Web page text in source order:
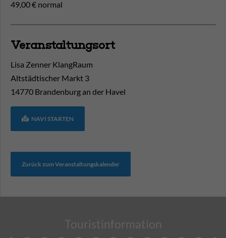
49,00 € normal
Veranstaltungsort
Lisa Zenner KlangRaum
Altstädtischer Markt 3
14770 Brandenburg an der Havel
NAVI STARTEN
Zurück zum Veranstaltungskalender
Touristinformation